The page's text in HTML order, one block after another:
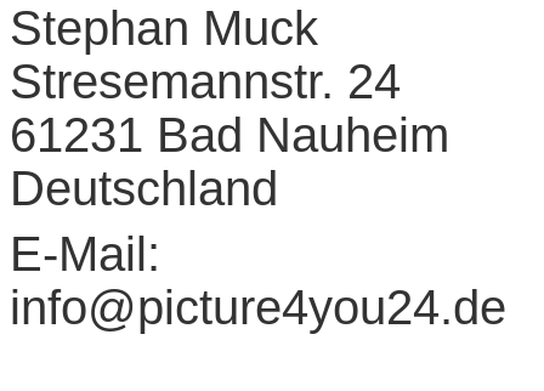
Stephan Muck
Stresemannstr. 24
61231 Bad Nauheim
Deutschland
E-Mail:
info@picture4you24.de